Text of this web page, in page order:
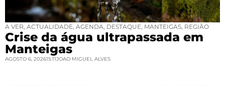
A VER ACTUALIDADE AGENDA DESTAQUE MANTEIGAS REGIÃO
Crise da água ultrapassada em
Manteigas
AGOSTO 6, 202615:11JOAO MIGUEL ALVES